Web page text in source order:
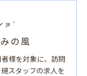
の風
様を対象に、訪問
スタッフの求人を